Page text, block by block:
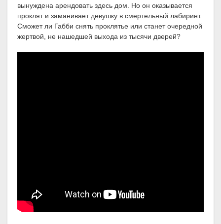
вынуждена арендовать здесь дом. Но он оказывается
проклят и заманивает девушку в смертельный лабиринт.
Сможет ли Габби снять проклятье или станет очередной
жертвой, не нашедшей выхода из тысячи дверей?